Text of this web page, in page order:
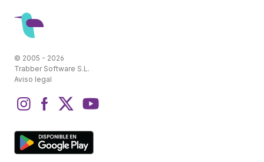
© 2005 - 2026
Trabber Software S.L.
Aviso legal